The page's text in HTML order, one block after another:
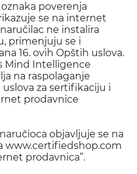
poverenja
se na internet
ne instalira
primenjuju se i
16. ovih Opštih uslova.
Mind Intelligence
na raspolaganje
za sertifikaciju i
prodavnice
objavljuje se na
www.certifiedshop.com
prodavnica”.